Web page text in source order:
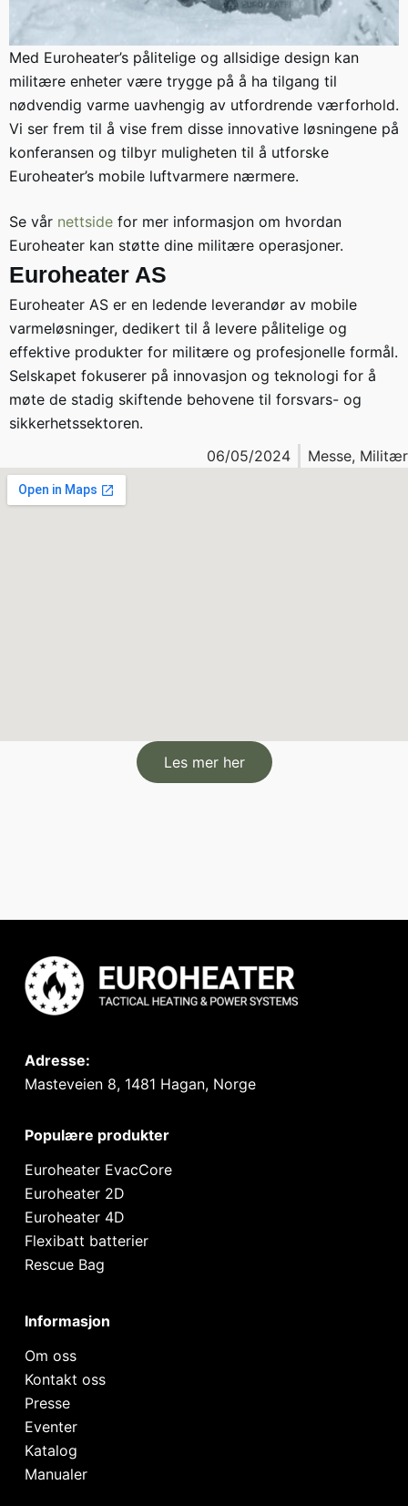
Med Euroheater’s pålitelige og allsidige design kan
militære enheter være trygge på å ha tilgang til
nødvendig varme uavhengig av utfordrende værforhold.
Vi ser frem til å vise frem disse innovative løsningene på
konferansen og tilbyr muligheten til å utforske
Euroheater’s mobile luftvarmere nærmere.
Se vår nettside for mer informasjon om hvordan
Euroheater kan støtte dine militære operasjoner.
Euroheater AS
Euroheater AS er en ledende leverandør av mobile
varmeløsninger, dedikert til å levere pålitelige og
effektive produkter for militære og profesjonelle formål.
Selskapet fokuserer på innovasjon og teknologi for å
møte de stadig skiftende behovene til forsvars- og
sikkerhetssektoren.
06/05/2024
Messe, Militær
Les mer her
Adresse:
Masteveien 8, 1481 Hagan, Norge
Populære produkter
Euroheater EvacCore
Euroheater 2D
Euroheater 4D
Flexibatt batterier
Rescue Bag
Informasjon
Om oss
Kontakt oss
Presse
Eventer
Katalog
Manualer